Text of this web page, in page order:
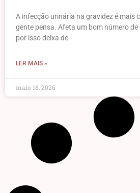
A infecção urinária na gravidez é mais
gente pensa. Afeta um bom número
por isso deixa de
LER MAIS »
maio 18, 2026